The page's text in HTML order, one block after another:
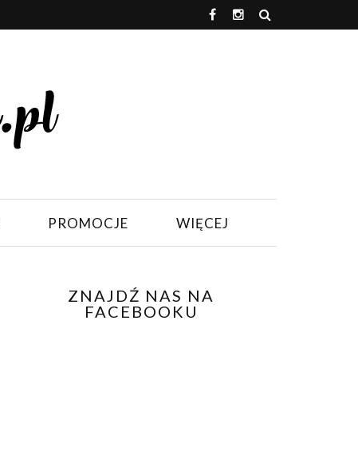
PROMOCJE WIĘCEJ
ZNAJDŹ NAS NA
FACEBOOKU